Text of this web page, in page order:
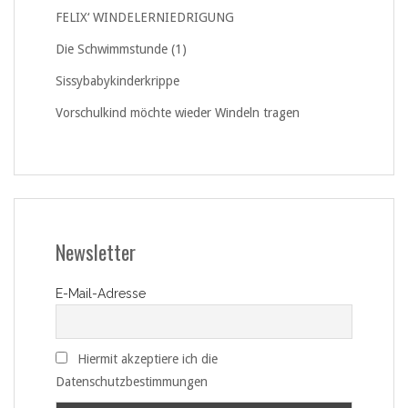
FELIX‘ WINDELERNIEDRIGUNG
Die Schwimmstunde (1)
Sissybabykinderkrippe
Vorschulkind möchte wieder Windeln tragen
Newsletter
E-Mail-Adresse
Hiermit akzeptiere ich die
Datenschutzbestimmungen